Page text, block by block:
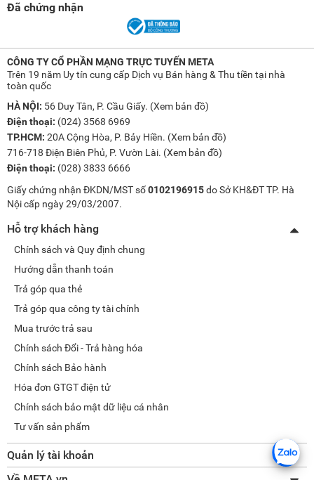
Đã chứng nhận
CÔNG TY CỔ PHẦN MẠNG TRỰC TUYẾN META
Trên 19 năm Uy tín cung cấp Dịch vụ Bán hàng & Thu tiền tại nhà
toàn quốc
HÀ NỘI: 56 Duy Tân, P. Cầu Giấy. (Xem bản đồ)
Điện thoại: (024) 3568 6969
TP.HCM: 20A Cộng Hòa, P. Bảy Hiền. (Xem bản đồ)
716-718 Điện Biên Phủ, P. Vườn Lài. (Xem bản đồ)
Điện thoại: (028) 3833 6666
Giấy chứng nhận ĐKDN/MST số0102196915do Sở KH&ĐT TP. Hà
Nội cấp ngày 29/03/2007.
Hỗ trợ khách hàng
Chính sách và Quy định chung
Hướng dẫn thanh toán
Trả góp qua thẻ
Trả góp qua công ty tài chính
Mua trước trả sau
Chính sách Đổi - Trả hàng hóa
Chính sách Bảo hành
Hóa đơn GTGT điện tử
Chính sách bảo mật dữ liệu cá nhân
Tư vấn sản phẩm
Quản lý tài khoản
Thay đổi thông tin